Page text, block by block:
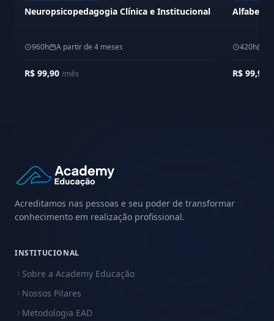
Neuropsicopedagogia Clínica e Institucional
960h A partir de 4 meses
R$ 99,90 /mês
420h
R$ 99,90
Acreditamos nas pessoas e seu poder de transformar
conhecimento em realização profissional.
INSTITUCIONAL
Sobre a Academy Educação
Nossos Pilares
Metodologia EAD